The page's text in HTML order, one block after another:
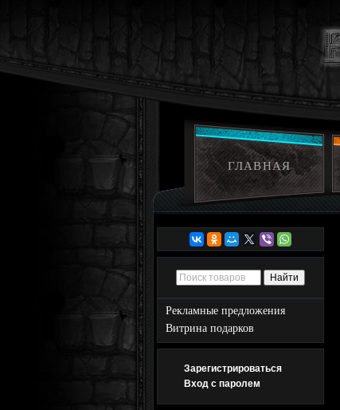
ГЛАВНАЯ
Рекламные предложения
Витрина подарков
Зарегистрироваться
Вход с паролем